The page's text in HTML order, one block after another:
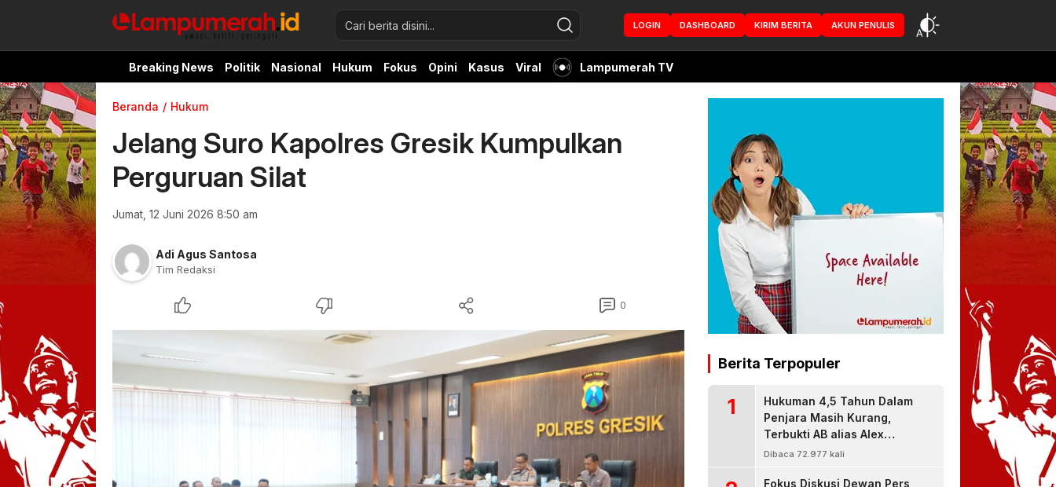
LOGIN DASHBOARD KIRIM BERITA AKUN PENULIS
Breaking News Politik Nasional Hukum Fokus Opini Kasus Viral Lampumerah TV
Beranda Hukum
Jelang Suro Kapolres Gresik Kumpulkan
Perguruan Silat
Jumat, 12 Juni 2026 8:50 am
Adi Agus Santosa
Tim Redaksi
0
Berita Terpopuler
1
Hukuman 4,5 Tahun Dalam
Penjara Masih Kurang,
Terbukti AB alias Alex
Residivis Narkoba Kembali
Dibaca 72.977 kali
Fokus Diskusi Dewan Pers